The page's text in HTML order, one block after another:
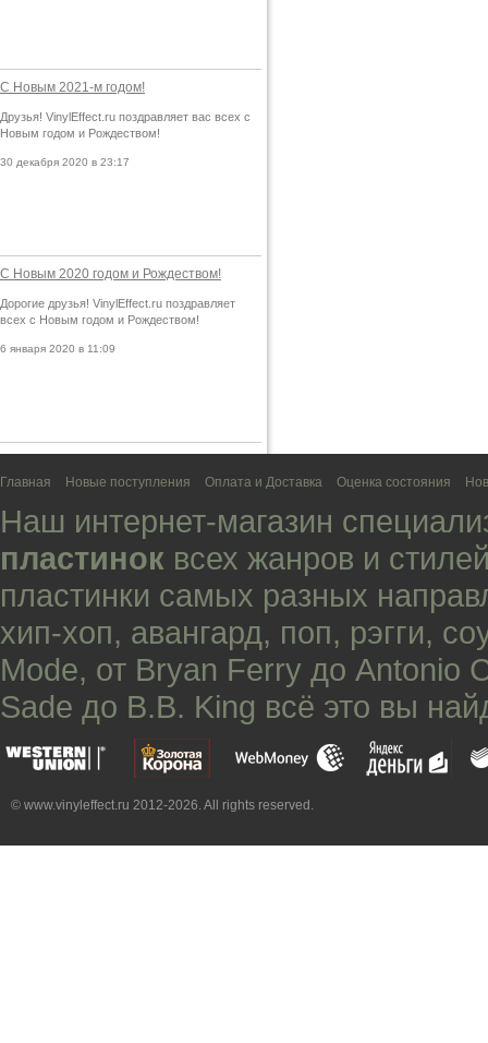
С Новым 2021-м годом!
Друзья! VinylEffect.ru поздравляет вас всех с
Новым годом и Рождеством!
30 декабря 2020 в 23:17
С Новым 2020 годом и Рождеством!
Дорогие друзья! VinylEffect.ru поздравляет
всех с Новым годом и Рождеством!
6 января 2020 в 11:09
Главная Новые поступления Оплата и Доставка Оценка состояния
Наш интернет-магазин
пластинок всех жанров и
пластинки самых разных
хип-хоп, авангард, поп, рэгги,
Mode, от Bryan Ferry до Antonio
Sade до B.B. King всё это вы
© www.vinyleffect.ru 2012-2026. All rights reserved.